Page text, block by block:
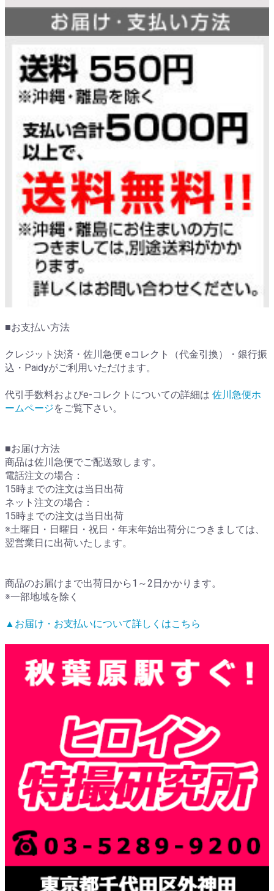
■お支払い方法
クレジット決済・佐川急便 eコレクト（代金引換）・銀行振
込・Paidyがご利用いただけます。
代引手数料およびe-コレクトについての詳細は 佐川急便ホ
ームページをご覧下さい。
■お届け方法
商品は佐川急便でご配送致します。
電話注文の場合：
15時までの注文は当日出荷
ネット注文の場合：
15時までの注文は当日出荷
※土曜日・日曜日・祝日・年末年始出荷分につきましては、
翌営業日に出荷いたします。
商品のお届けまで出荷日から1～2日かかります。
※一部地域を除く
▲お届け・お支払いについて詳しくはこちら